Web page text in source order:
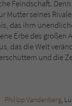
Feindschaft.
Mutter seines
das ihm
Erbe des großen
das die Welt
und die
Philipp Vandenberg,
Cookie für Kommentare